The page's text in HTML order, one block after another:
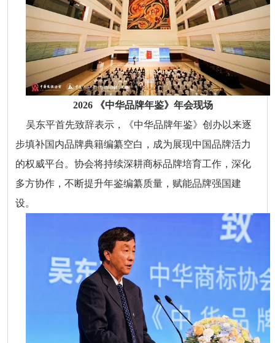
2026 《中华品牌年鉴》年会现场
吴东平首先致辞表示，《中华品牌年鉴》创办以来逐
步填补国内品牌典籍编纂空白，成为展现中国品牌活力
的权威平台。协会将持续深耕商标品牌培育工作，深化
多方协作，不断提升年鉴编纂质量，赋能品牌强国建
设。